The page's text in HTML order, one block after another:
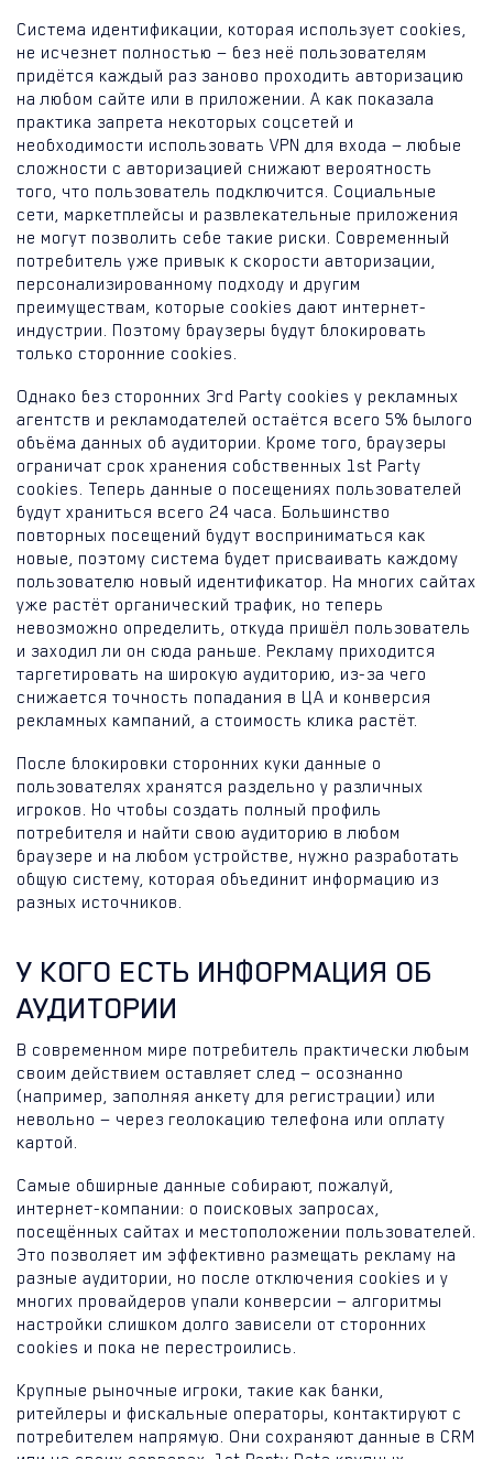
Система идентификации, которая использует cookies,
не исчезнет полностью — без неё пользователям
придётся каждый раз заново проходить авторизацию
на любом сайте или в приложении. А как показала
практика запрета некоторых соцсетей и
необходимости использовать VPN для входа — любые
сложности с авторизацией снижают вероятность
того, что пользователь подключится. Социальные
сети, маркетплейсы и развлекательные приложения
не могут позволить себе такие риски. Современный
потребитель уже привык к скорости авторизации,
персонализированному подходу и другим
преимуществам, которые cookies дают интернет-
индустрии. Поэтому браузеры будут блокировать
только сторонние cookies.
Однако без сторонних 3rd Party cookies у рекламных
агентств и рекламодателей остаётся всего 5% былого
объёма данных об аудитории. Кроме того, браузеры
ограничат срок хранения собственных 1st Party
cookies. Теперь данные о посещениях пользователей
будут храниться всего 24 часа. Большинство
повторных посещений будут восприниматься как
новые, поэтому система будет присваивать каждому
пользователю новый идентификатор. На многих сайтах
уже растёт органический трафик, но теперь
невозможно определить, откуда пришёл пользователь
и заходил ли он сюда раньше. Рекламу приходится
таргетировать на широкую аудиторию, из-за чего
снижается точность попадания в ЦА и конверсия
рекламных кампаний, а стоимость клика растёт.
После блокировки сторонних куки данные о
пользователях хранятся раздельно у различных
игроков. Но чтобы создать полный профиль
потребителя и найти свою аудиторию в любом
браузере и на любом устройстве, нужно разработать
общую систему, которая объединит информацию из
разных источников.
У КОГО ЕСТЬ ИНФОРМАЦИЯ ОБ
АУДИТОРИИ
В современном мире потребитель практически любым
своим действием оставляет след — осознанно
(например, заполняя анкету для регистрации) или
невольно — через геолокацию телефона или оплату
картой.
Самые обширные данные собирают, пожалуй,
интернет-компании: о поисковых запросах,
посещённых сайтах и местоположении пользователей.
Это позволяет им эффективно размещать рекламу на
разные аудитории, но после отключения cookies и у
многих провайдеров упали конверсии — алгоритмы
настройки слишком долго зависели от сторонних
cookies и пока не перестроились.
Крупные рыночные игроки, такие как банки,
ритейлеры и фискальные операторы, контактируют с
потребителем напрямую. Они сохраняют данные в CRM